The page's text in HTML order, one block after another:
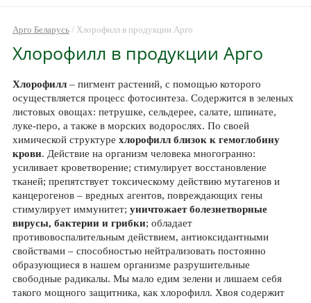
Арго Беларусь/ Хлорофилл в продукции Арго
Хлорофилл в продукции Арго
Хлорофилл– пигмент растений, с помощью которого
осуществляется процесс фотосинтеза. Содержится в зеленых
листовых овощах: петрушке, сельдерее, салате, шпинате,
луке-перо, а также в морских водорослях. По своей
химической структуре хлорофилл близок к гемоглобину
крови. Действие на организм человека многогранно:
усиливает кроветворение; стимулирует восстановление
тканей; препятствует токсическому действию мутагенов и
канцерогенов – вредных агентов, повреждающих гены
стимулирует иммунитет; уничтожает болезнетворные
вирусы, бактерии и грибки; обладает
противовоспалительным действием, антиоксидантными
свойствами – способностью нейтрализовать постоянно
образующиеся в нашем организме разрушительные
свободные радикалы. Мы мало едим зелени и лишаем себя
такого мощного защитника, как хлорофилл. Хвоя содержит